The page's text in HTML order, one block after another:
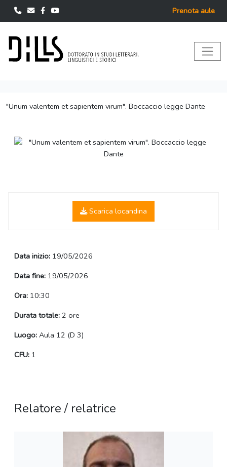
Prenota aule
"Unum valentem et sapientem virum". Boccaccio legge Dante
Scarica locandina
Data inizio: 19/05/2026
Data fine: 19/05/2026
Ora: 10:30
Durata totale: 2 ore
Luogo: Aula 12 (D 3)
CFU: 1
Relatore / relatrice